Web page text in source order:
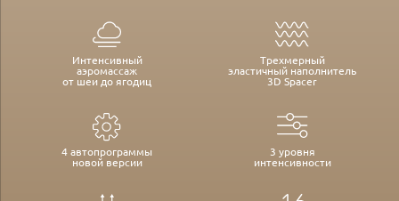
Интенсивный
аэромассаж
от шеи до ягодиц
Трехмерный
эластичный наполнитель
3D Spacer
4 автопрограммы
новой версии
3 уровня
интенсивности